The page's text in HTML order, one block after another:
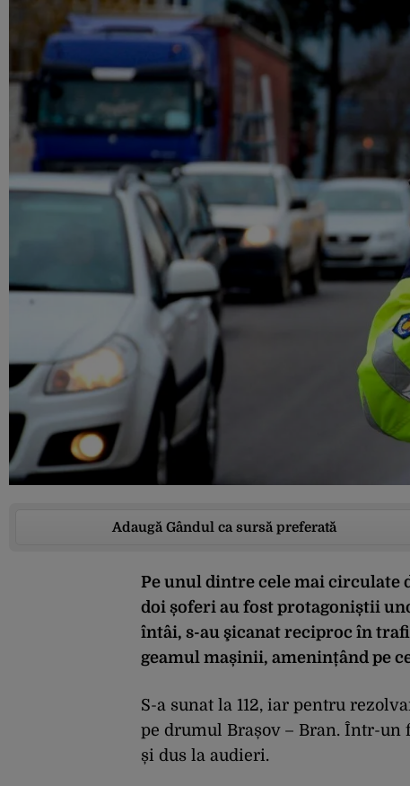
Adaugă Gândul ca sursă preferată
Pe unul dintre cele mai circulate
doi șoferi au fost protagoniștii
întâi, s-au şicanat reciproc în
geamul mașinii, amenințând pe
S-a sunat la 112, iar pentru
pe drumul Brașov – Bran. Într-un
și dus la audieri.